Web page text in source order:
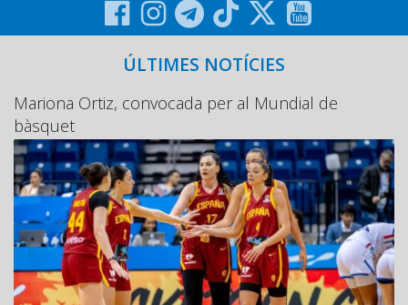
ÚLTIMES NOTÍCIES
Mariona Ortiz, convocada per al Mundial de
bàsquet